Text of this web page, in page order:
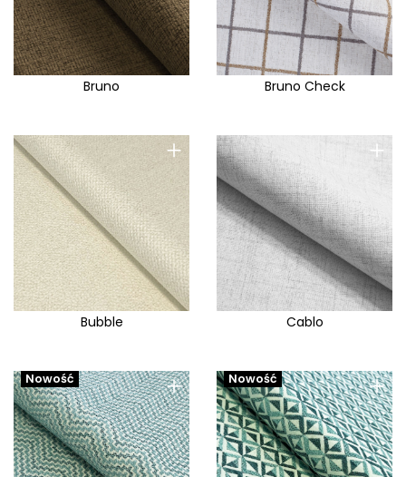
Bruno Bruno Check
+
Bubble
+
Cablo
+
Nowość +
Nowość